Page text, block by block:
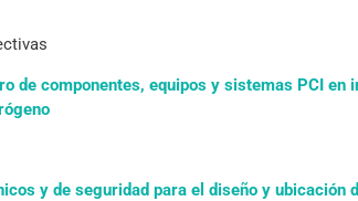
de componentes, equipos y sistemas PCI en
y de seguridad para el diseño y ubicación